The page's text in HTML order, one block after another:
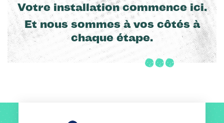
Votre installation commence ici.
Et nous sommes à vos côtés à
chaque étape.